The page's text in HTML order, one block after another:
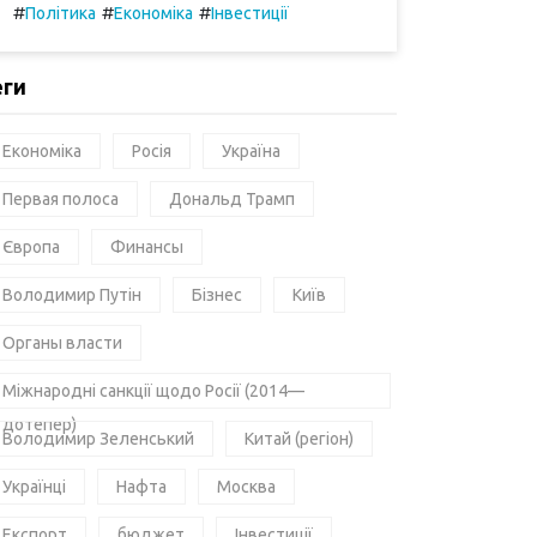
#Політика #Економіка #Інвестиції
Економіка Росія Україна
Первая полоса Дональд Трамп
Європа Финансы
Володимир Путін Бізнес Київ
Органы власти
Міжнародні санкції щодо Росії (2014—
дотепер)
Володимир Зеленський Китай (регіон)
Українці Нафта Москва